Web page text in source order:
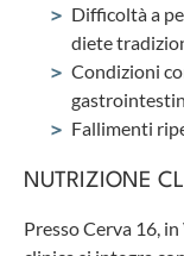
Difficoltà a
diete
Condizioni
Fallimenti
NUTRIZIONE
Presso Cerva 16,